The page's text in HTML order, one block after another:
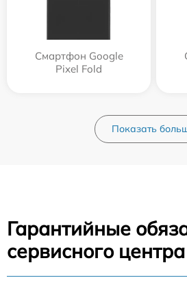
Смартфон Google
Pixel Fold
Показать
Гарантийные
сервисного